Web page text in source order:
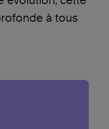
à tous